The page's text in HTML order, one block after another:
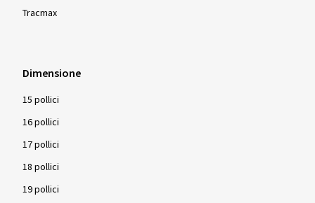
Tracmax
Dimensione
15 pollici
16 pollici
17 pollici
18 pollici
19 pollici